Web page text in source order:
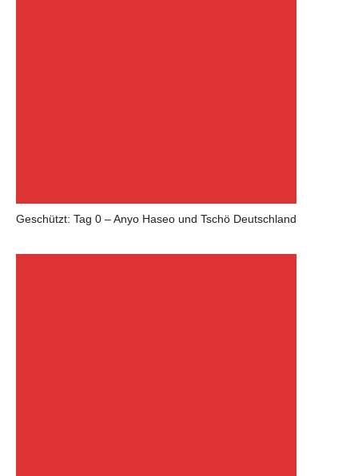
Geschützt: Tag 0 – Anyo Haseo und Tschö Deutschland